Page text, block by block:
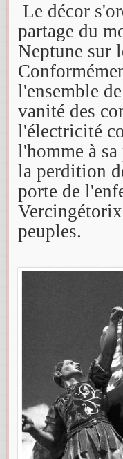
Le décor
partage du
Neptune sur
l'ensemble
vanité des
l'électricité
l'homme à
la perdition
porte de
peuples.